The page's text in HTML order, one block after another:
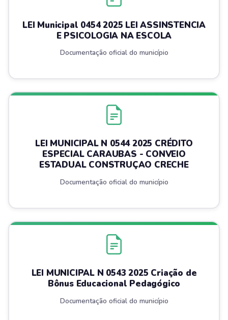
LEI Municipal 0454 2025 LEI ASSINSTENCIA
E PSICOLOGIA NA ESCOLA
Documentação oficial do município
LEI MUNICIPAL N 0544 2025 CRÉDITO
ESPECIAL CARAUBAS - CONVEIO
ESTADUAL CONSTRUÇAO CRECHE
Documentação oficial do município
LEI MUNICIPAL N 0543 2025 Criação de
Bônus Educacional Pedagógico
Documentação oficial do município